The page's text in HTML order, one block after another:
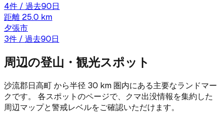
4件 / 過去90日
距離 25.0 km
夕張市
3件 / 過去90日
周辺の登山・観光スポット
沙流郡日高町から半径 30 km 圏内にある主要なランドマー
クです。 各スポットのページで、クマ出没情報を集約した
周辺マップと警戒レベルをご確認いただけます。